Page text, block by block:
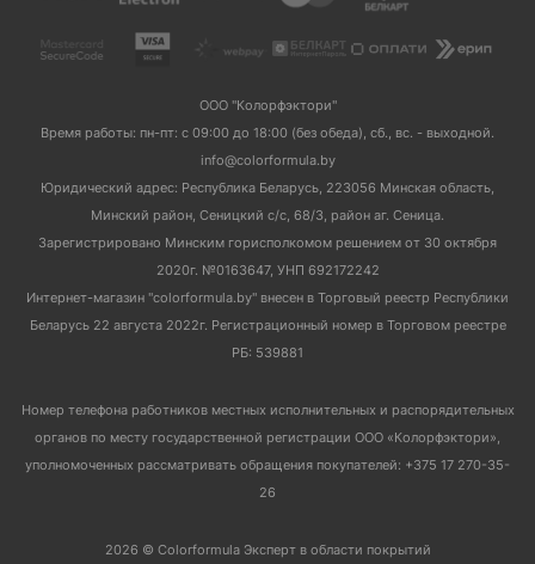
ООО "Колорфэктори"
Время работы: пн-пт: с 09:00 до 18:00 (без обеда), сб., вс. - выходной.
info@colorformula.by
Юридический адрес: Республика Беларусь, 223056 Минская область,
Минский район, Сеницкий с/с, 68/3, район аг. Сеница.
Зарегистрировано Минским горисполкомом решением от 30 октября
2020г. №0163647, УНП 692172242
Интернет-магазин "colorformula.by" внесен в Торговый реестр Республики
Беларусь 22 августа 2022г. Регистрационный номер в Торговом реестре
РБ: 539881
Номер телефона работников местных исполнительных и распорядительных
органов по месту государственной регистрации ООО «Колорфэктори»,
уполномоченных рассматривать обращения покупателей: +375 17 270-35-
26
2026 © Colorformula Эксперт в области покрытий